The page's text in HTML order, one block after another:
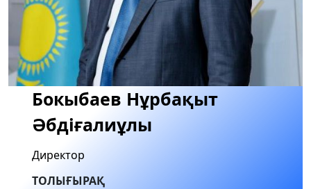
Бокыбаев Нұрбақыт
Әбдіғалиұлы
Директор
ТОЛЫҒЫРАҚ